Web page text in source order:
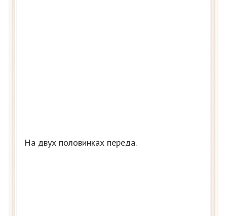
На двух половинках переда.